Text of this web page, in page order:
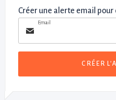
Créer une alerte email pour
Email
CRÉER